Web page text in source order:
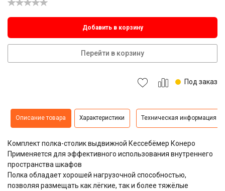
Добавить в корзину
Перейти в корзину
Под заказ
Описание товара Характеристики Техническая информация
Комплект полка-столик выдвижной Кессебёмер Конеро
Применяется для эффективного использования внутреннего
пространства шкафов
Полка обладает хорошей нагрузочной способностью,
позволяя размещать как лёгкие, так и более тяжёлые